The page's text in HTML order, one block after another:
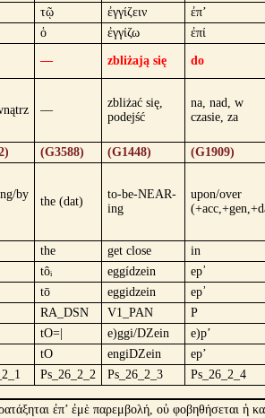
τῷ ἐγγίζειν
ἐπ’
ὁ ἐγγίζω ἐπί
— zbliżają się do
—
zbliżać się,
podejść
na, nad, w
czasie, za
(G3588) (G1448) (G1909)
by
the (dat)
to-be-NEAR-
ing
upon/over
the get close
in
tôᵢ eggídzein
ep᾿
tō eggidzein
ep᾿
RA_DSN V1_PAN
P
tO=| e)ggi/DZein
e)p’
tO engiDZein
ep’
Ps_26_2_2 Ps_26_2_3 Ps_26_2_4
ἐπ’ ἐμὲ παρεμβολή, οὐ φοβηθήσεται ἡ